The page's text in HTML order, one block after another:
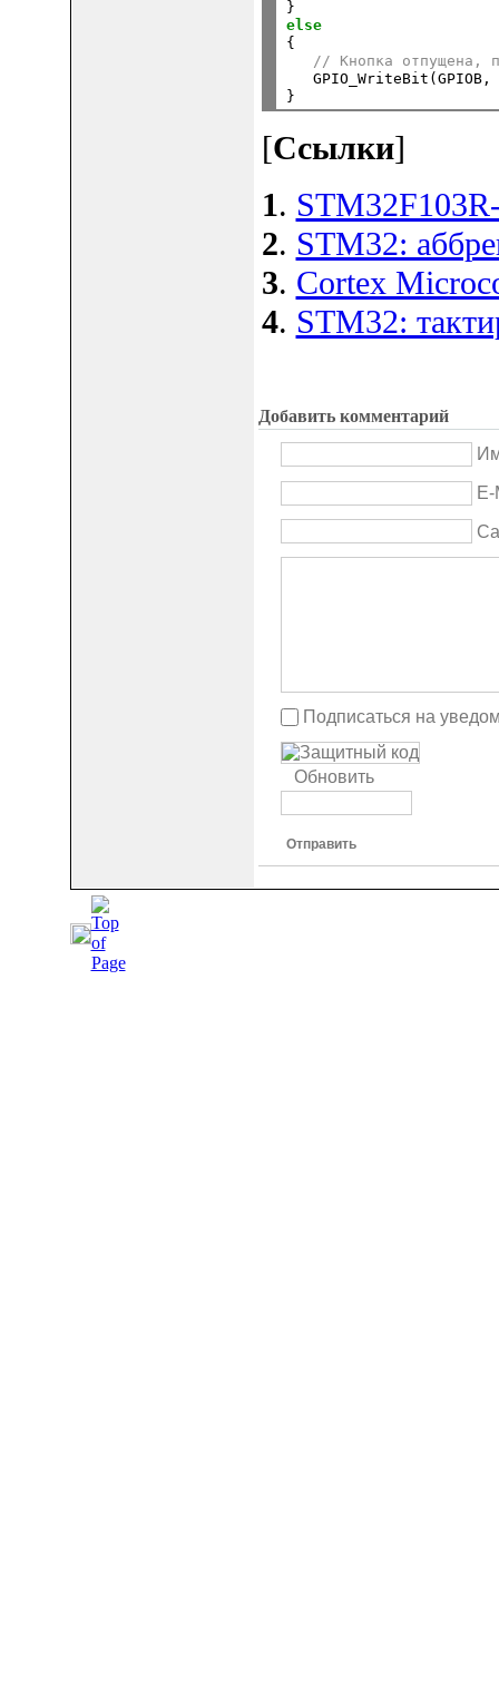
}
else
{
// Кнопка отпущена,
GPIO_WriteBit(GPIOB,
[Ссылки]
1.
2. STM32:
3. Cortex
4. STM32:
Добавить комментарий
Подписаться на
Обновить
Отправить